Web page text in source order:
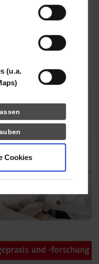
bereitgestellt
Ihrer Nutzung
(u.a.
Cookies
und -forschung